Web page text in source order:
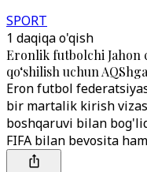
SPORT
1 daqiqa o'qish
Eronlik futbolchi Jahon
qo‘shilish uchun
Eron futbol
bir martalik kirish
boshqaruvi bilan
FIFA bilan bevosita